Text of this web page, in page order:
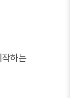
하는